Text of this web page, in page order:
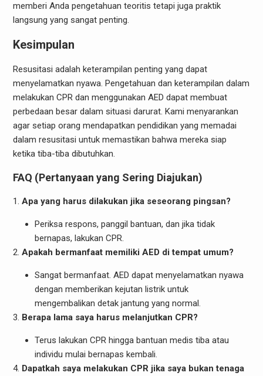
memberi Anda pengetahuan teoritis tetapi juga praktik
langsung yang sangat penting.
Kesimpulan
Resusitasi adalah keterampilan penting yang dapat
menyelamatkan nyawa. Pengetahuan dan keterampilan dalam
melakukan CPR dan menggunakan AED dapat membuat
perbedaan besar dalam situasi darurat. Kami menyarankan
agar setiap orang mendapatkan pendidikan yang memadai
dalam resusitasi untuk memastikan bahwa mereka siap
ketika tiba-tiba dibutuhkan.
FAQ (Pertanyaan yang Sering Diajukan)
Apa yang harus dilakukan jika seseorang pingsan?
Periksa respons, panggil bantuan, dan jika tidak
bernapas, lakukan CPR.
Apakah bermanfaat memiliki AED di tempat umum?
Sangat bermanfaat. AED dapat menyelamatkan nyawa
dengan memberikan kejutan listrik untuk
mengembalikan detak jantung yang normal.
Berapa lama saya harus melanjutkan CPR?
Terus lakukan CPR hingga bantuan medis tiba atau
individu mulai bernapas kembali.
Dapatkah saya melakukan CPR jika saya bukan tenaga